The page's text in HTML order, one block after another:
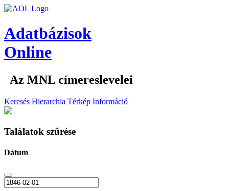
Adatbázisok
Online
Az MNL címereslevelei
Keresés Hierarchia Térkép Információ
Találatok szűrése
Dátum